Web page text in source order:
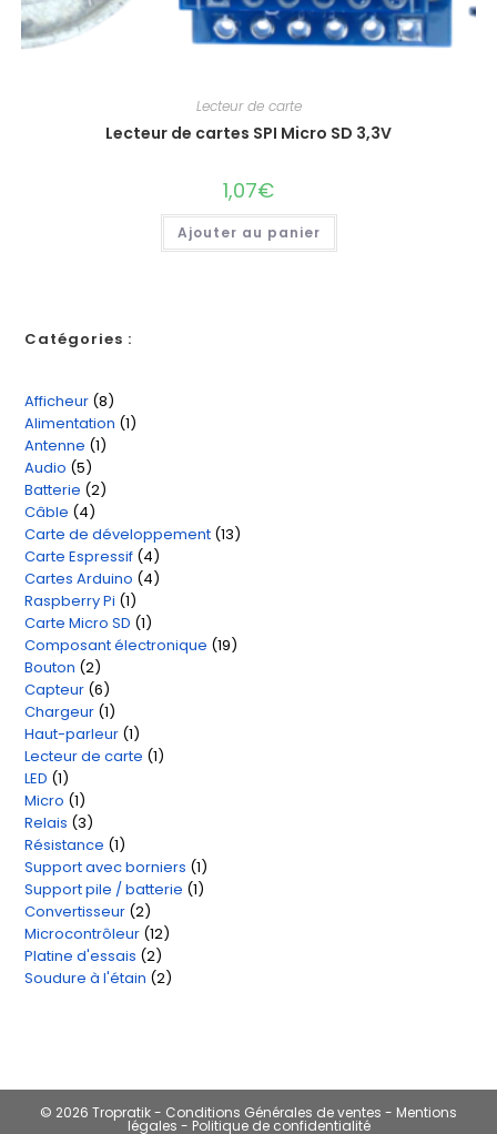
Lecteur de carte
Lecteur de cartes SPI Micro SD 3,3V
1,07€
Ajouter au panier
Catégories :
Afficheur 88
produits
Alimentation 11
Antenne 11
Audio 55
produits
Batterie 22
Câble 44
produits
Carte de développement 1313
Carte Espressif 44
produits
Cartes Arduino 44
Raspberry Pi 11
produit
Carte Micro SD 11
produit
Composant électronique 1919
Bouton 22
produits
Capteur 66
produits
Chargeur 11
produit
Haut-parleur 11
produit
Lecteur de carte 11
LED 11
produit
Micro 11
produit
Relais 33
produits
Résistance 11
produit
Support avec borniers 11
produit
Support pile / batterie 11
Convertisseur 22
produits
Microcontrôleur 1212
Platine d'essais 22
produits
Soudure à l'étain 22
© 2026 Tropratik - Conditions Générales de ventes - Mentions
légales - Politique de confidentialité